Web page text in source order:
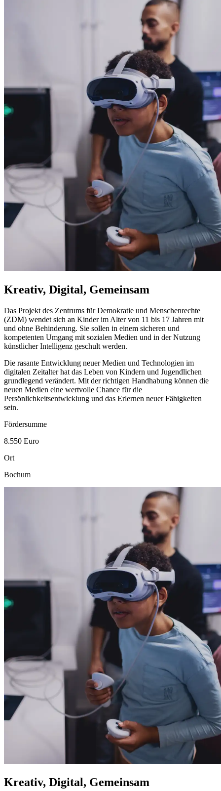
Kreativ, Digital, Gemeinsam
Das Projekt des Zentrums für Demokratie und Menschenrechte
(ZDM) wendet sich an Kinder im Alter von 11 bis 17 Jahren mit
und ohne Behinderung. Sie sollen in einem sicheren und
kompetenten Umgang mit sozialen Medien und in der Nutzung
künstlicher Intelligenz geschult werden.
Die rasante Entwicklung neuer Medien und Technologien im
digitalen Zeitalter hat das Leben von Kindern und Jugendlichen
grundlegend verändert. Mit der richtigen Handhabung können die
neuen Medien eine wertvolle Chance für die
Persönlichkeitsentwicklung und das Erlernen neuer Fähigkeiten
sein.
Fördersumme
8.550 Euro
Ort
Bochum
Kreativ, Digital, Gemeinsam